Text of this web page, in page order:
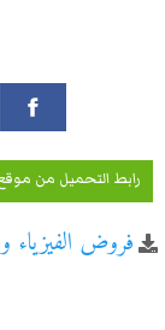
رابط التحميل من موقع
فروض الفيزياء